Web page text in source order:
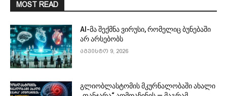
MOST READ
AI-მა შექმნა ვირუსი, რომელიც ბუნებაში
არ არსებობს
აგვისტო 9, 2026
გლიობლასტომის მკურნალობაში ახალი